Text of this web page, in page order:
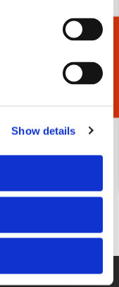
Show details
Cadeaukiezer